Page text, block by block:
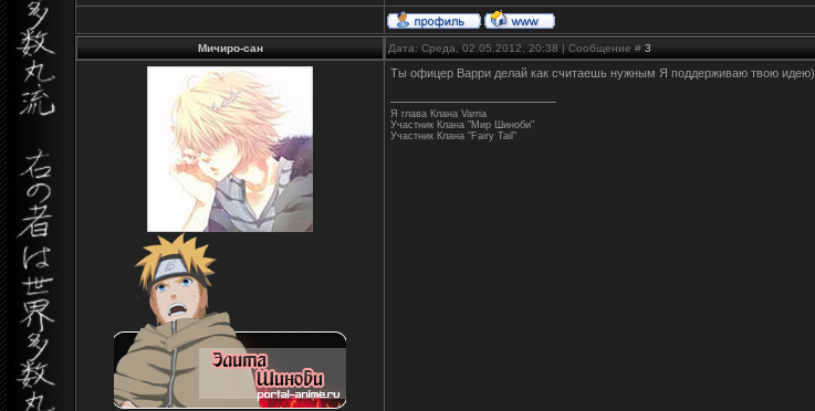
Мичиро-сан Дата: Среда, 02.05.2012, 20:38 | Сообщение # 3
Ты офицер Варри делай как считаешь нужным Я поддерживаю твою идею)
Я глава Клана Varria
Участник Клана "Мир Шиноби"
Участник Клана "Fairy Tail"